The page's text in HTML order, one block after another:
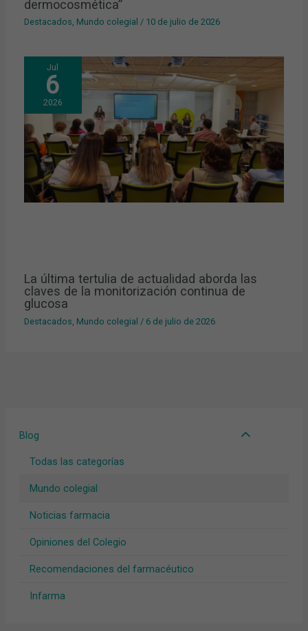
Blog
Todas las categorías
Mundo colegial
Noticias farmacia
Opiniones del Colegio
Recomendaciones del farmacéutico
Infarma
dermocosmética”
Destacados, Mundo colegial / 10 de julio de 2026
Jul
6
2026
La última tertulia de actualidad aborda las
claves de la monitorización continua de
glucosa
Destacados Mundo colegial / 6 de julio de 2026